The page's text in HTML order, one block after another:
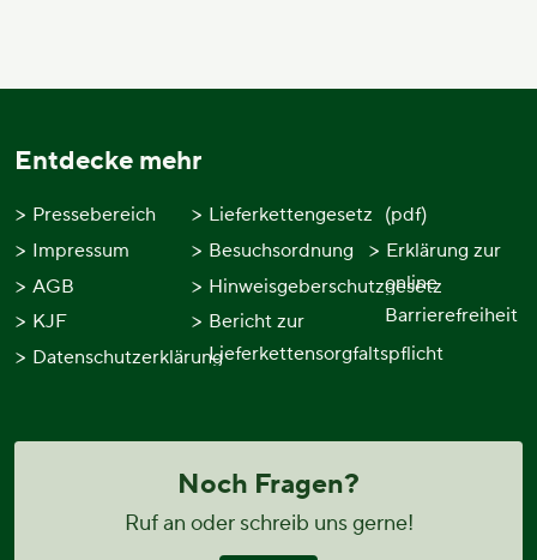
Noch Fragen?
Ruf an oder schreib uns gerne!
Entdecke mehr
Pressebereich
Impressum
AGB
KJF
Datenschutzerklärung
Lieferkettengesetz
Besuchsordnung
Hinweisgeberschutzgesetz
Bericht zur
Lieferkettensorgfaltspflicht
(pdf)
Erklärung zur
online
Barrierefreiheit